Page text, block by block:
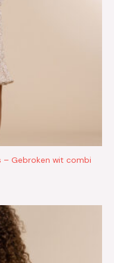
– Gebroken wit combi